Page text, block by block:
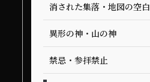
消された集落・地図の空白
異形の神・山の神
禁忌・参拝禁止